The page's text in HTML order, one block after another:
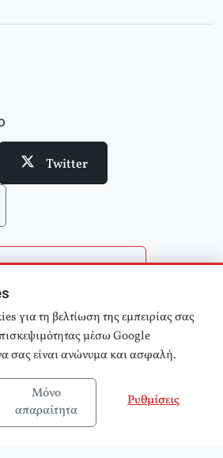
το τ.1 του Δικτύου Κριτικής και Δράσης στην
Twitter
στην αρχική
Αναζήτηση άρθρων
για τη βελτίωση της εμπειρίας σας
μέσω Google
σας είναι ανώνυμα και ασφαλή.
Μόνο
απαραίτητα
Ρυθμίσεις